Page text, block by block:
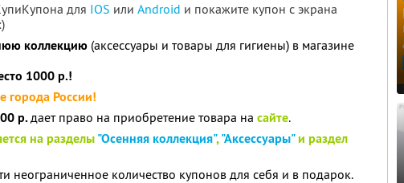
для IOS или Android и покажите купон с экрана
коллекцию (аксессуары и товары для гигиены) в магазине
1000 р.!
города России!
р.дает право на приобретение товара на сайте.
на разделы"Осенняя коллекция","Аксессуары"и раздел
неограниченное количество купонов для себя и в подарок.